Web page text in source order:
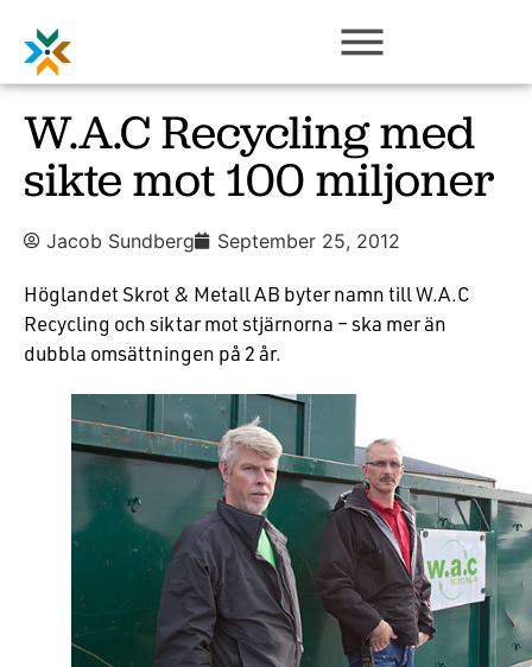
W.A.C Recycling med
sikte mot 100 miljoner
Jacob Sundberg September 25, 2012
Höglandet Skrot & Metall AB byter namn till W.A.C
Recycling och siktar mot stjärnorna – ska mer än
dubbla omsättningen på 2 år.